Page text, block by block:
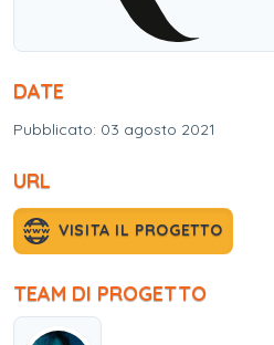
DATE
Pubblicato: 03 agosto 2021
URL
VISITA IL PROGETTO
TEAM DI PROGETTO